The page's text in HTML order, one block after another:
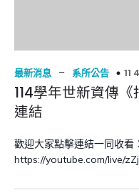
最新消息 – 系所公告 11
114學年世新資傳
連結
歡迎大家點擊連結一同收看：
https://youtube.com/live/